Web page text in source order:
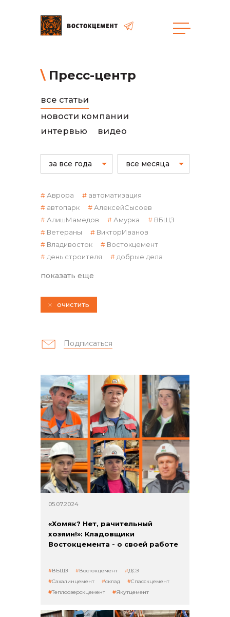
общая информация
реализация неликвидов
контакты отдела закупок
Контакты
+7 (423) 234 50 50
info@vostokcement.ru
Пресс-центр
все статьи
новости компании
интервью
видео
за все года все месяца
Аврора
автоматизация
автопарк
АлексейСысоев
АлишМамедов
Амурка
ВБЩЗ
Ветераны
ВикторИванов
Владивосток
Востокцемент
день строителя
добрые дела
показать еще
Подписаться
очистить
05.07.2024
«Хомяк? Нет, рачительный
хозяин!»: Кладовщики
Востокцемента - о своей работе
ВБЩЗ Востокцемент
ДСЗ
Сахалинцемент
склад
Спасскцемент
Теплоозерскцемент
Якутцемент